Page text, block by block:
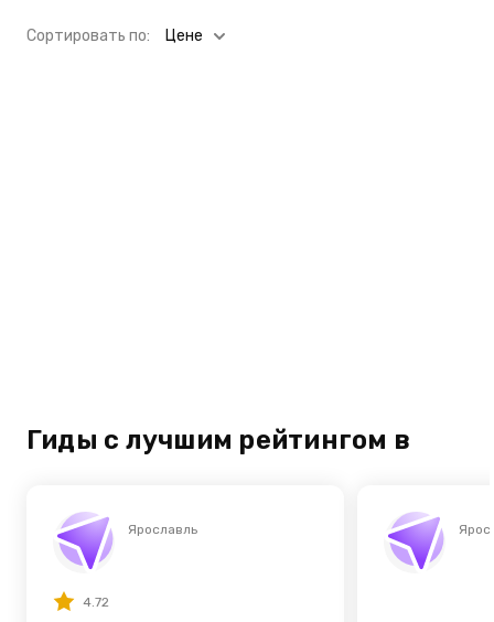
Cортировать по: Цене
Гиды с лучшим рейтингом в
Ярославль
4.72